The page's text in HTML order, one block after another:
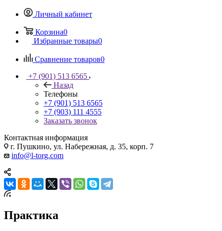
Личный кабинет
Корзина0
Избранные товары0
Сравнение товаров0
+7 (901) 513 6565
Назад
Телефоны
+7 (901) 513 6565
+7 (903) 111 4555
Заказать звонок
Контактная информация
г. Пушкино, ул. Набережная, д. 35, корп. 7
info@l-torg.com
Практика